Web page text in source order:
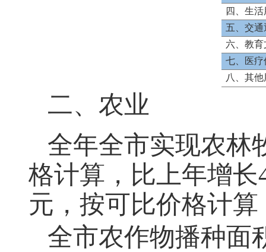
四、生
五、交通
六、教
七、医疗
八、其
二、农业
全年全市实现农林
格计算，比上年增长
元，按可比价格计
全市农作物播种面